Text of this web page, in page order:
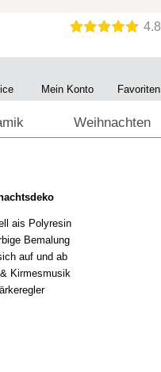
Mein Konto Favoriten
Weihnachten
ais Polyresin
Bemalung
auf und ab
Kirmesmusik